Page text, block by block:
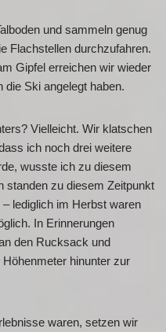
und sammeln genug
Flachstellen durchzufahren.
Gipfel erreichen wir wieder
Ski angelegt haben.
Vielleicht. Wir klatschen
ich noch drei weitere
wusste ich zu diesem
standen zu diesem Zeitpunkt
lediglich im Herbst waren
In Erinnerungen
den Rucksack und
hinunter zur
waren, setzen wir